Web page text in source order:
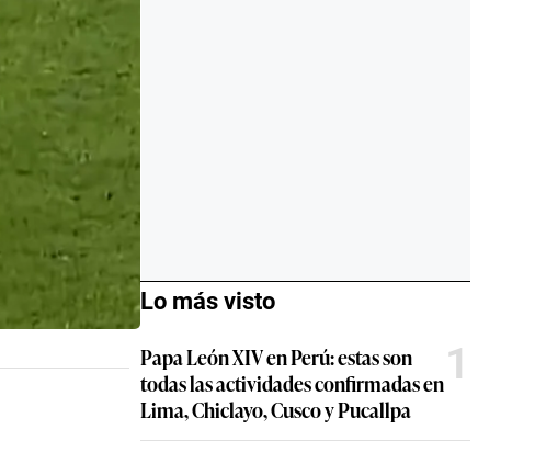
Lo más visto
Papa León XIV en Perú: estas son
todas las actividades confirmadas en
Lima, Chiclayo, Cusco y Pucallpa
1